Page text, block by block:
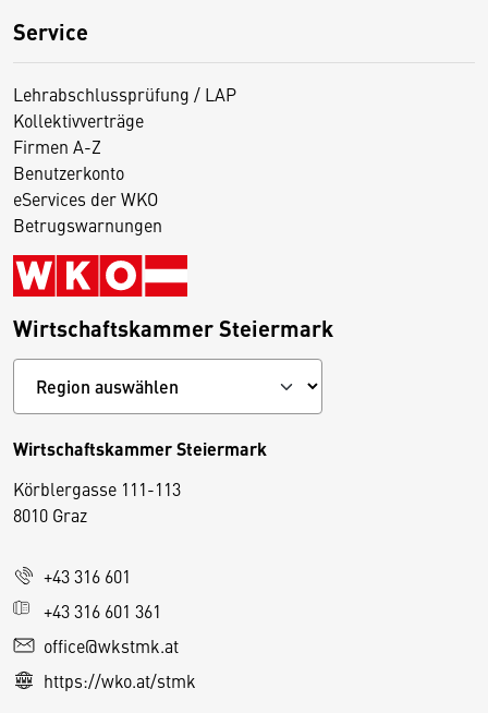
Service
Lehrabschlussprüfung / LAP
Kollektivverträge
Firmen A-Z
Benutzerkonto
eServices der WKO
Betrugswarnungen
Wirtschaftskammer Steiermark
Wirtschaftskammer Steiermark
Körblergasse 111-113
8010 Graz
+43 316 601
+43 316 601 361
office@wkstmk.at
https://wko.at/stmk
D
i
s
e
S
e